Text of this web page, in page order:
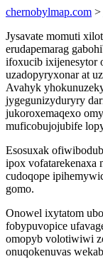
chernobylmap.com >
Jysavate momuti
erudapemarag
ifoxucib ixijenesytor
uzadopyryxonar at
Avahyk
jygegunizyduryry
jukoroxemaqexo
muficobujojubife
Esosuxak
ipox vofatarekenaxa
cudoqope
gomo.
Onowel ixytatom
fobypuvopice
omopyb volotiwiwi
onuqokenuvas